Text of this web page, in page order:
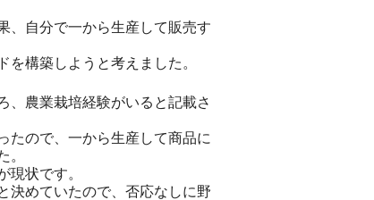
、自分で一から生産して販売す
構築しようと考えました。
、農業栽培経験がいると記載さ
たので、一から生産して商品に
。
現状です。
決めていたので、否応なしに野